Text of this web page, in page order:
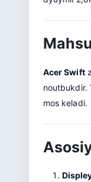
Acer Swift
noutbukdir.
mos keladi.